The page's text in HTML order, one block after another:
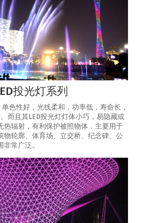
投光灯系列
色性好，光线柔和，功率低，寿命长，
而且其LED投光灯灯体小巧，易隐藏或
热辐射，有利保护被照物体，主要用于
物轮廓、体育场、立交桥、纪念碑、公
常广泛。